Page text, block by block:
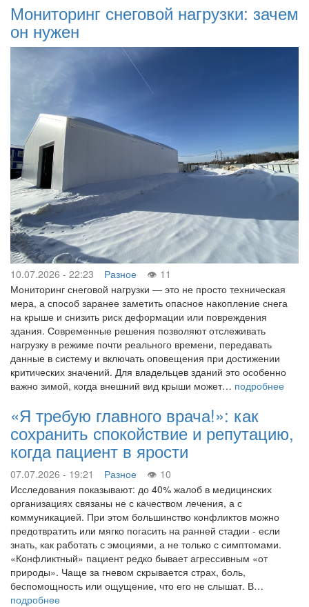
Мониторинг снеговой нагрузки: зачем
он нужен
10.07.2026 - 22:23 Разное
11
Мониторинг снеговой нагрузки — это не просто техническая
мера, а способ заранее заметить опасное накопление снега
на крыше и снизить риск деформации или повреждения
здания. Современные решения позволяют отслеживать
нагрузку в режиме почти реального времени, передавать
данные в систему и включать оповещения при достижении
критических значений. Для владельцев зданий это особенно
важно зимой, когда внешний вид крыши может… подробнее
«Я требую главного врача!»: как
сохранить спокойствие и репутацию,
когда пациент в ярости
07.07.2026 - 19:21 Разное
10
Исследования показывают: до 40% жалоб в медицинских
организациях связаны не с качеством лечения, а с
коммуникацией. При этом большинство конфликтов можно
предотвратить или мягко погасить на ранней стадии - если
знать, как работать с эмоциями, а не только с симптомами.
«Конфликтный» пациент редко бывает агрессивным «от
природы». Чаще за гневом скрывается страх, боль,
беспомощность или ощущение, что его не слышат. В…
подробнее